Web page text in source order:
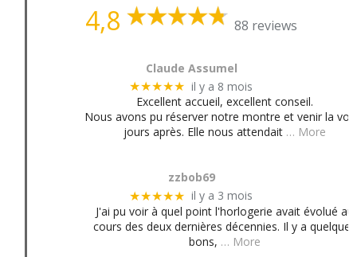
4,8 88 reviews
Claude Assumel
★★★★★ il y a 8 mois
Excellent accueil, excellent conseil.
Nous avons pu réserver notre montre et venir la
jours après. Elle nous attendait … More
zzbob69
★★★★★ il y a 3 mois
J'ai pu voir à quel point l'horlogerie avait évolué au
cours des deux dernières décennies. Il y a quelques
bons, … More